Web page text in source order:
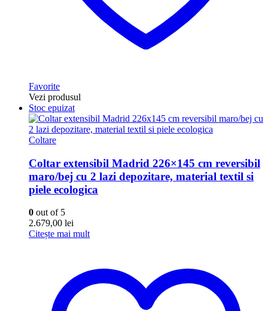
Favorite
Vezi produsul
Stoc epuizat
Coltare
Coltar extensibil Madrid 226×145 cm reversibil
maro/bej cu 2 lazi depozitare, material textil si
piele ecologica
0 out of 5
2.679,00 lei
Citește mai mult